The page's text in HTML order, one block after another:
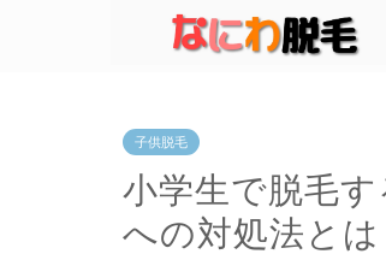
子供脱毛
小学生で脱毛
への対処法とは